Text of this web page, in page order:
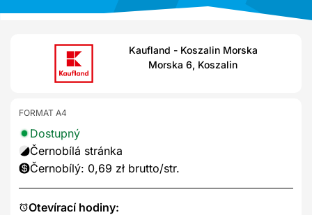
Kaufland - Koszalin Morska
Morska 6, Koszalin
Otevírací hodiny:
FORMAT A4
Dostupný
Černobílá stránka
Černobílý: 0,69 zł brutto/str.